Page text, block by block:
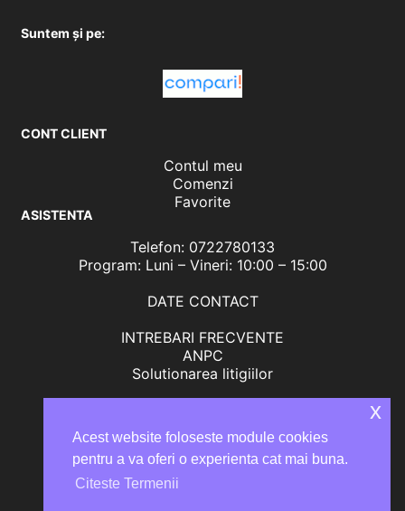
Suntem și pe:
CONT CLIENT
Contul meu
Comenzi
Favorite
ASISTENTA
Telefon: 0722780133
Program: Luni – Vineri: 10:00 – 15:00
DATE CONTACT
INTREBARI FRECVENTE
ANPC
Solutionarea litigiilor
Acest website foloseste module cookies
pentru a va oferi o experienta cat mai buna.
Citeste Termenii
x